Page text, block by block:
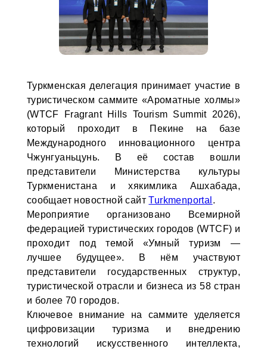
Туркменская делегация принимает участие в
туристическом саммите «Ароматные холмы»
(WTCF Fragrant Hills Tourism Summit 2026),
который проходит в Пекине на базе
Международного инновационного центра
Чжунгуаньцунь. В её состав вошли
представители Министерства культуры
Туркменистана и хякимлика Ашхабада,
сообщает новостной сайтTurkmenportal .
Мероприятие организовано Всемирной
федерацией туристических городов (WTCF) и
проходит под темой «Умный туризм —
лучшее будущее». В нём участвуют
представители государственных структур,
туристической отрасли и бизнеса из 58 стран
и более 70 городов.
Ключевое внимание на саммите уделяется
цифровизации туризма и внедрению
технологий искусственного интеллекта,